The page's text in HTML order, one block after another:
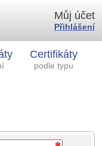
Certifikáty
podle typu
Můj účet
Přihlášení